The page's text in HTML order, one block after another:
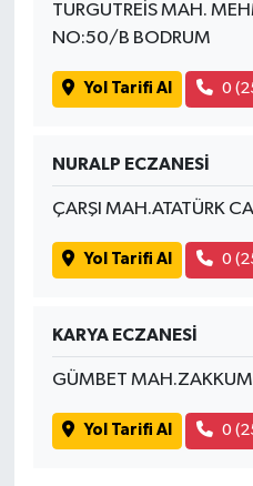
TURGUTREİS MAH.
NO:50/B BODRUM
Yol Tarifi Al 0
NURALP ECZANESİ
ÇARŞI MAH.ATATÜRK
Yol Tarifi Al 0
KARYA ECZANESİ
GÜMBET
Yol Tarifi Al 0